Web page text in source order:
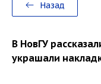
Назад
В НовГУ
украшали